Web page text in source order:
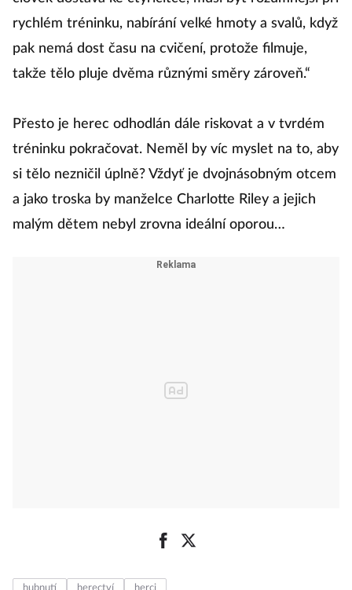
rychlém tréninku, nabírání velké hmoty a svalů, když
pak nemá dost času na cvičení, protože filmuje,
takže tělo pluje dvěma různými směry zároveň.“
Přesto je herec odhodlán dále riskovat a v tvrdém
tréninku pokračovat. Neměl by víc myslet na to, aby
si tělo nezničil úplně? Vždyť je dvojnásobným otcem
a jako troska by manželce Charlotte Riley a jejich
malým dětem nebyl zrovna ideální oporou…